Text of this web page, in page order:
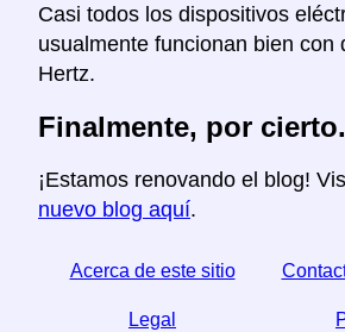
Casi todos los dispositivos
usualmente funcionan bien con
Hertz.
Finalmente, por
¡Estamos renovando el blog!
nuevo blog aquí.
Acerca de este sitio
Legal